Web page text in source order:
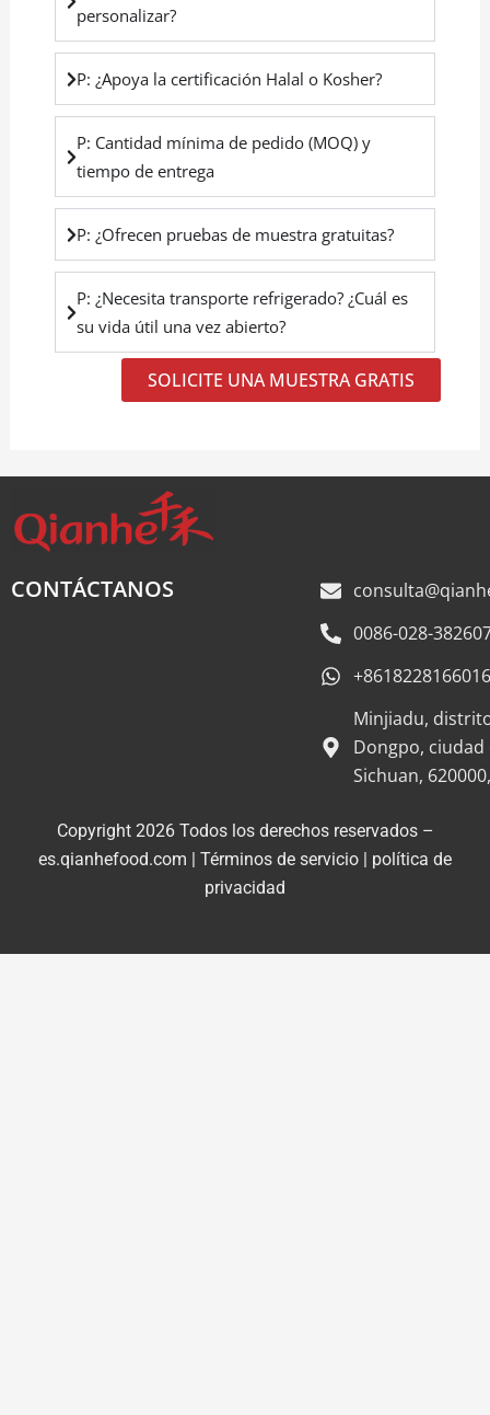
personalizar?
P: ¿Apoya la certificación Halal o Kosher?
P: Cantidad mínima de pedido (MOQ) y
tiempo de entrega
P: ¿Ofrecen pruebas de muestra gratuitas?
P: ¿Necesita transporte refrigerado? ¿Cuál es
su vida útil una vez abierto?
SOLICITE UNA MUESTRA GRATIS
CONTÁCTANOS
0086-028-
+8618228166016
Minjiadu,
Dongpo, ciudad
Sichuan,
Copyright 2026 Todos los derechos reservados –
es.qianhefood.com | Términos de servicio | política de
privacidad
Proveedor de